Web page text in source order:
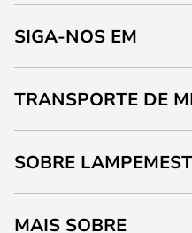
SIGA-NOS EM
TRANSPORTE DE
SOBRE
MAIS SOBRE